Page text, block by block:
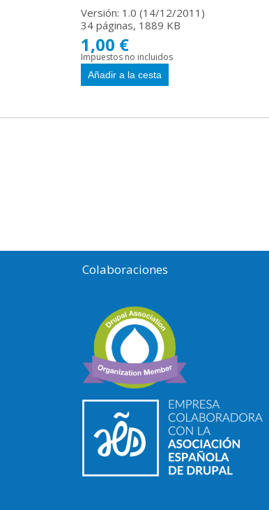
Versión: 1.0 (14/12/2011 )
34 páginas, 1889 KB
1,00 €
Impuestos no incluidos
Colaboraciones